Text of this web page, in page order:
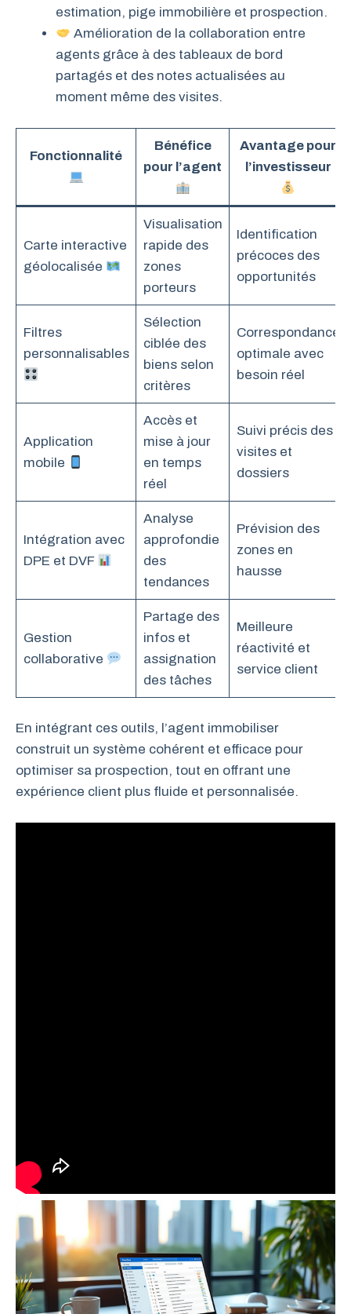
estimation, pige immobilière et prospection.
Amélioration de la collaboration entre
agents grâce à des tableaux de bord
partagés et des notes actualisées au
moment même des visites.
Fonctionnalité
Bénéfice
pour l’agent
Avantage pour
l’investisseur
Carte interactive
géolocalisée
Visualisation
rapide des
zones
porteurs
Identification
précoces des
opportunités
Filtres
personnalisables
Sélection
ciblée des
biens selon
critères
Correspondance
optimale avec
besoin réel
Application
mobile
Accès et
mise à jour
en temps
réel
Suivi précis des
visites et
dossiers
Intégration avec
DPE et DVF
Analyse
approfondie
des
tendances
Prévision des
zones en
hausse
Gestion
collaborative
Partage des
infos et
assignation
des tâches
Meilleure
réactivité et
service client
En intégrant ces outils, l’agent immobiliser
construit un système cohérent et efficace pour
optimiser sa prospection, tout en offrant une
expérience client plus fluide et personnalisée.